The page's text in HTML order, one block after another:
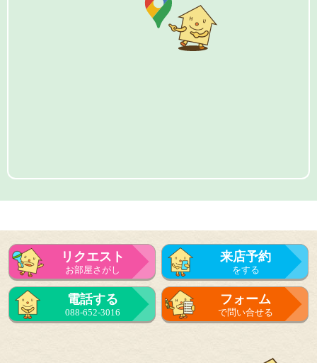
リクエスト
お部屋さがし
来店予約
をする
電話する
088-652-3016
フォーム
で問い合せる